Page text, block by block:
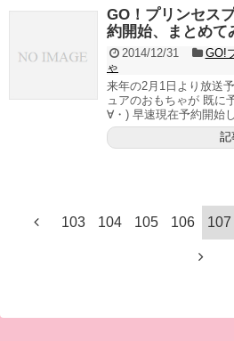
GO！プリンセス
約開始、まとめて
2014/12/31 GO!
ゃ
来年の2月1日より放送
ュアのおもちゃが 既に
∀・) 早速現在予約開始
記
103 104 105 106 107